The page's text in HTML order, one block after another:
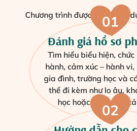
Chương trình được xây dựng
01
Đánh giá hồ sơ
Tìm hiểu biểu hiện,
hành, cảm xúc – hành
gia đình, trường học và
thể đi kèm như lo âu,
học hoặc khó khăn
02